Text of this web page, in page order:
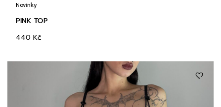
Novinky
PINK TOP
440 Kč